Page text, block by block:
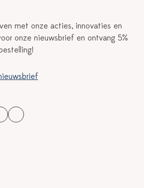
met onze acties, innovaties en
onze nieuwsbrief en ontvang 5%